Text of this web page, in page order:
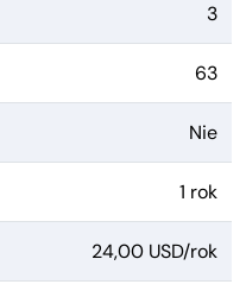
3
63
Nie
1 rok
24,00 USD/rok